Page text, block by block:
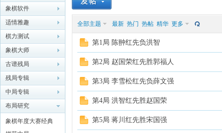
象棋
象棋软件
适情雅趣
棋力测试
象棋大师
古谱残局
残局专辑
中局专辑
布局研究
象棋年度大赛经典
全部主题 最新 热门 热帖 精华 更多
第1局 陈翀红先负洪智
第2局 赵国荣红先胜郭福人
第3局 李雪松红先负薛文强
第4局 洪智红先胜赵国荣
第5局 蒋川红先胜宋国强